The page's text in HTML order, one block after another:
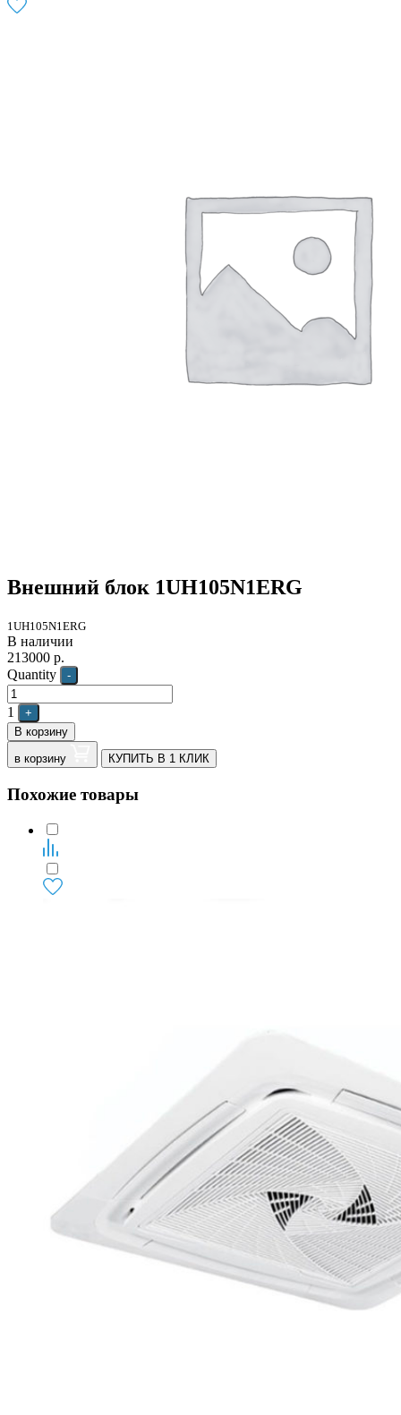
Внешний блок 1UH105N1ERG
1UH105N1ERG
В наличии
213000 р.
Quantity
-
1
+
В корзину
в корзину
КУПИТЬ В 1 КЛИК
Похожие товары